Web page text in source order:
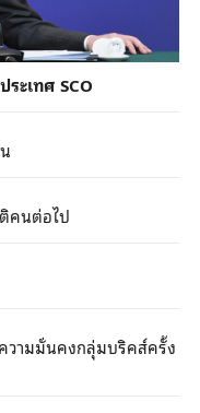
ะเทศ SCO
คนต่อไป
วามมั่นคงกลุ่มบริคส์ครั้ง